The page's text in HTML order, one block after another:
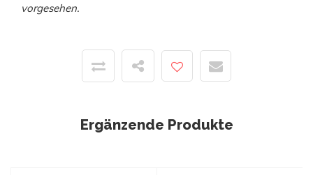
vorgesehen.
Ergänzende Produkte